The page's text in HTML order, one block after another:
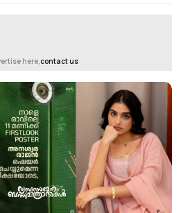
here, contact us